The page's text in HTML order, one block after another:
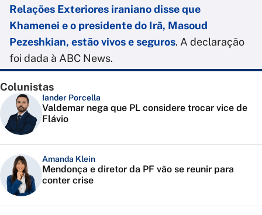
Relações Exteriores iraniano disse que
Khamenei e o presidente do Irã, Masoud
Pezeshkian, estão vivos e seguros. A declaração
foi dada à ABC News.
Colunistas
Iander Porcella
Valdemar nega que PL considere trocar vice de
Flávio
Amanda Klein
Mendonça e diretor da PF vão se reunir para
conter crise